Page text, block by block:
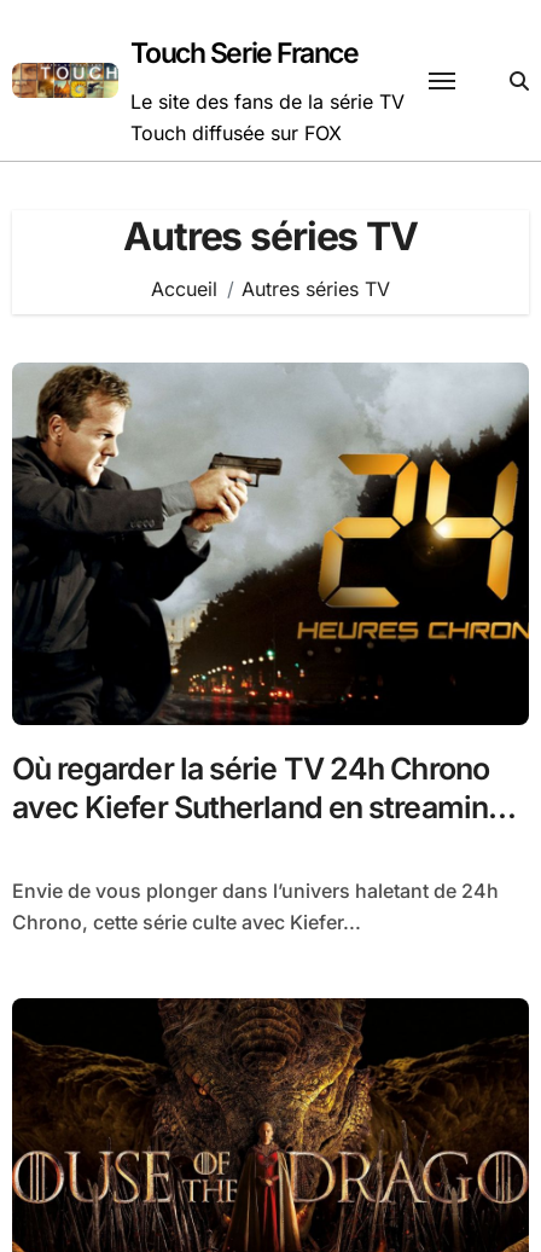
contenu
Touch Serie France
Le site des fans de la série TV
Touch diffusée sur FOX
Autres séries TV
Accueil Autres séries TV
Où regarder la série TV 24h Chrono
avec Kiefer Sutherland en streaming
Envie de vous plonger dans l’univers haletant de 24h
Chrono, cette série culte avec Kiefer...